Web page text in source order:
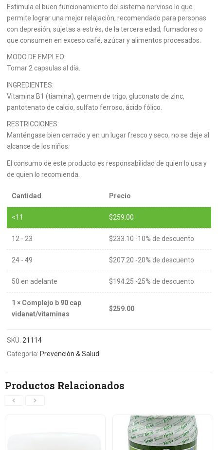
Estimula el buen funcionamiento del sistema nervioso lo que
permite lograr una mejor relajación, recomendado para personas
con depresión, sujetas a estrés, de la tercera edad, fumadores o
que consumen en exceso café, azúcar y alimentos procesados.
MODO DE EMPLEO:
Tomar 2 capsulas al día.
INGREDIENTES:
Vitamina B1 (tiamina), germen de trigo, gluconato de zinc,
pantotenato de calcio, sulfato ferroso, ácido fólico.
RESTRICCIONES:
Manténgase bien cerrado y en un lugar fresco y seco, no se deje al
alcance de los niños.
El consumo de este producto es responsabilidad de quien lo usa y
de quien lo recomienda.
Cantidad Precio
<11 $259.00
12 - 23 $233.10 -10% de descuento
24 - 49 $207.20 -20% de descuento
50 en adelante $194.25 -25% de descuento
1 × Complejo b 90 cap
vidanat/vitaminas
$259.00
SKU:21114
Categoría: Prevención & Salud
Productos Relacionados